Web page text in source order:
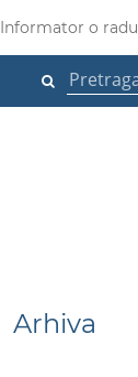
Informator o radu
Arhiva